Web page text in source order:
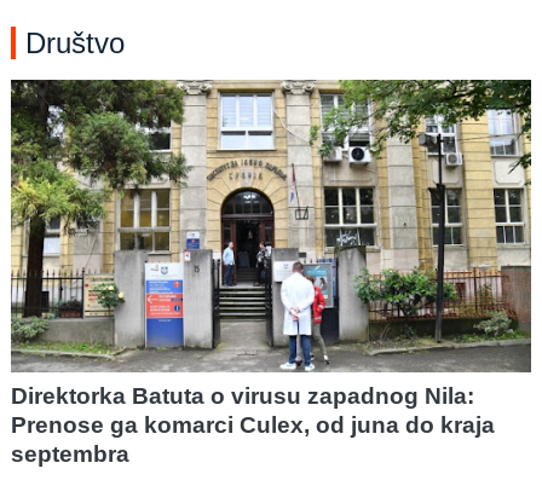
Društvo
Direktorka Batuta o virusu zapadnog Nila:
Prenose ga komarci Culex, od juna do kraja
septembra